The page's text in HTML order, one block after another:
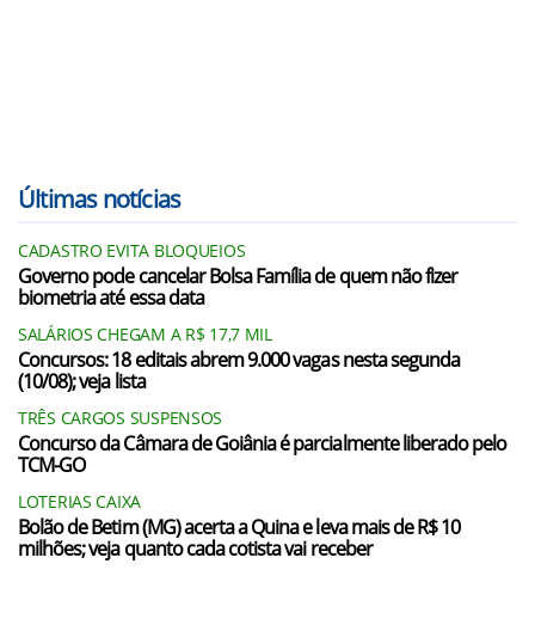
Últimas notícias
CADASTRO EVITA BLOQUEIOS
Governo pode cancelar Bolsa Família de quem não fizer
biometria até essa data
SALÁRIOS CHEGAM A R$ 17,7 MIL
Concursos: 18 editais abrem 9.000 vagas nesta segunda
(10/08); veja lista
TRÊS CARGOS SUSPENSOS
Concurso da Câmara de Goiânia é parcialmente liberado pelo
TCM-GO
LOTERIAS CAIXA
Bolão de Betim (MG) acerta a Quina e leva mais de R$ 10
milhões; veja quanto cada cotista vai receber